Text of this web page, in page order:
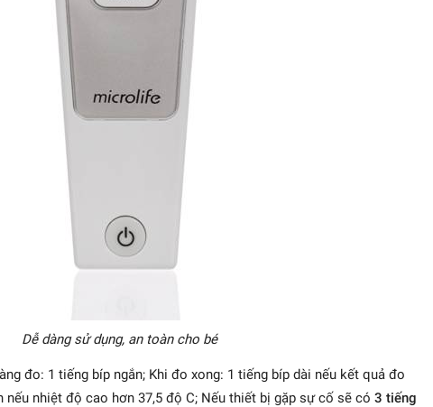
Dễ dàng sử dụng, an toàn cho bé
đo: 1 tiếng bíp ngắn; Khi đo xong: 1 tiếng bíp dài nếu kết quả đo
nếu nhiệt độ cao hơn 37,5 độ C; Nếu thiết bị gặp sự cố sẽ có 3 tiếng